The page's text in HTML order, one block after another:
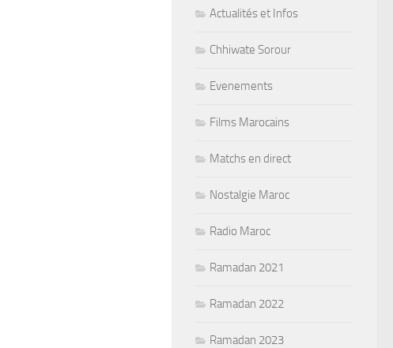
Actualités et Infos
Chhiwate Sorour
Evenements
Films Marocains
Matchs en direct
Nostalgie Maroc
Radio Maroc
Ramadan 2021
Ramadan 2022
Ramadan 2023